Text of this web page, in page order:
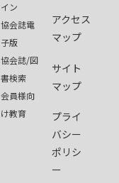
イン
協会誌電
子版
協会誌/図
書検索
会員様向
け教育
アクセス
マップ
サイト
マップ
プライ
バシー
ポリシ
ー